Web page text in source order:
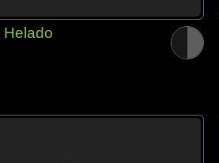
Helado